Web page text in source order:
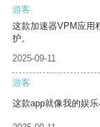
游客
这款加速器VPM应用
护。
2025-09-11
游客
这款app就像我的娱